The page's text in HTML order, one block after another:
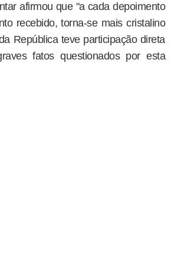
afirmou que "a cada depoimento
recebido, torna-se mais cristalino
República teve participação direta
fatos questionados por esta